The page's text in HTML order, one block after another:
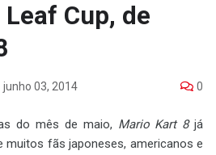
Cup, de
junho 03, 2014 0
do mês de maio, Mario Kart 8já
muitos fãs japoneses, americanos e